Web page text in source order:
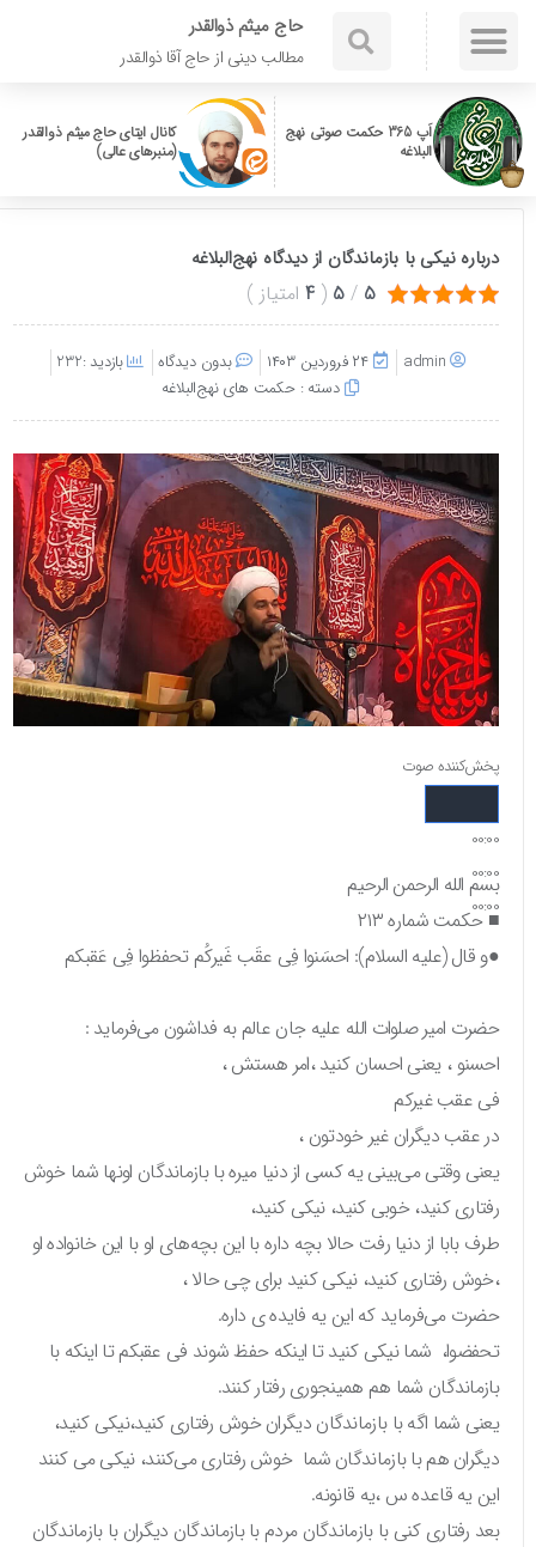
حاج میثم ذوالقدر
مطالب دینی از حاج آقا ذوالقدر
اَپ 365 حکمت صوتی نهج
البلاغه
کانال ایتای حاج میثم ذوالقدر
(منبرهای عالی)
درباره نیکی با بازماندگان از دیدگاه نهج‌البلاغه
5
/
5
(
4 امتیاز)
admin ۲۴ فروردین ۱۴۰۳ بدون دیدگاه
بازدید :232
دسته :حکمت های نهج‌البلاغه
پخش‌کننده صوت
00:00
00:00
00:00
بسم الله الرحمن الرحیم
■ حکمت شماره ۲۱۳
●و قال (علیه السلام): احسَنوا فِی عقَب غَیرکُم تحفظوا فِی عَقبکم
حضرت امیر صلوات الله علیه جان عالم به فداشون می‌فرماید :
احسنو ، یعنی احسان کنید ،امر هستش ،
فی عقب غیرکم
در عقب دیگران غیر خودتون ،
یعنی وقتی می‌بینی یه کسی از دنیا میره با بازماندگان اونها شما خوش
رفتاری کنید، خوبی کنید، نیکی کنید،
طرف بابا از دنیا رفت حالا بچه داره با این بچه‌های او با این خانواده او
،خوش رفتاری کنید، نیکی کنید برای چی حالا ،
حضرت می‌فرماید که این یه فایده‌ ی داره.
تحفضوا، شما نیکی کنید تا اینکه حفظ شوند فی عقبکم تا اینکه با
بازماندگان شما هم همینجوری رفتار کنند.
یعنی شما اگه با بازماندگان دیگران خوش رفتاری کنید،نیکی کنید،
دیگران هم با بازماندگان شما خوش رفتاری می‌کنند، نیکی می کنند
این یه قاعده س ،یه قانونه.
بعد رفتاری کنی با بازماندگان مردم با بازماندگان دیگران با بازماندگان